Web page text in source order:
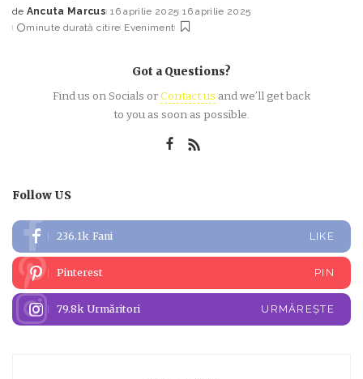
Posted
by
de Ancuta Marcus 16 aprilie 2025 16 aprilie 2025
minute durată citire Eveniment
Got a Questions?
Find us on Socials orContact us and we’ll get back
to you as soon as possible.
Follow US
236.1k Fani LIKE
Pinterest PIN
79.8k Urmăritori URMĂREȘTE